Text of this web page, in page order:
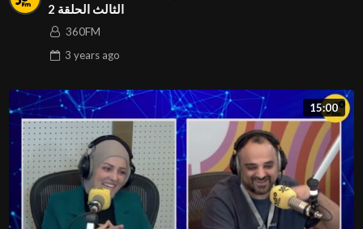
الثالث الحلقة 2
360FM
3 yearsago
15:00